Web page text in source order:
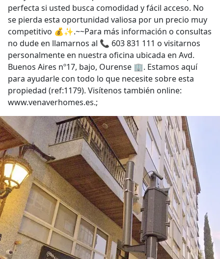
perfecta si usted busca comodidad y fácil acceso. No
se pierda esta oportunidad valiosa por un precio muy
competitivo 💰✨.~~Para más información o consultas
no dude en llamarnos al 📞 603 831 111 o visitarnos
personalmente en nuestra oficina ubicada en Avd.
Buenos Aires nº17, bajo, Ourense 🏢. Estamos aquí
para ayudarle con todo lo que necesite sobre esta
propiedad (ref:1179). Visítenos también online:
www.venaverhomes.es.;